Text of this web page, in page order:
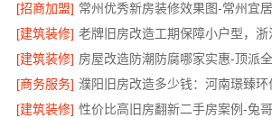
[招商加盟] 常州优秀新房装修效果图-常州宜
[建筑装修]
[建筑装修] 房屋改造防潮防腐哪家实惠-顶派
[商务服务]
[建筑装修] 性价比高旧房翻新二手房案例-兔